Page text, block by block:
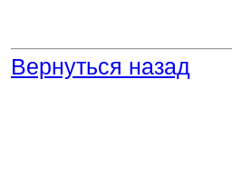
Вернуться назад